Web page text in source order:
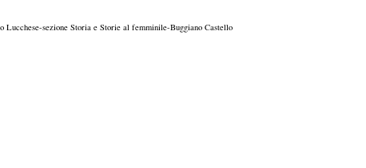
Lucchese-sezione Storia e Storie al femminile-Buggiano Castello